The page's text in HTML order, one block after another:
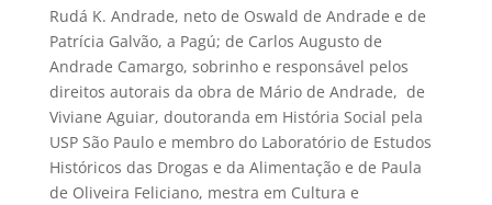
Rudá K. Andrade, neto de Oswald de Andrade e de
Patrícia Galvão, a Pagú; de Carlos Augusto de
Andrade Camargo, sobrinho e responsável pelos
direitos autorais da obra de Mário de Andrade, de
Viviane Aguiar, doutoranda em História Social pela
USP São Paulo e membro do Laboratório de Estudos
Históricos das Drogas e da Alimentação e de Paula
de Oliveira Feliciano, mestra em Cultura e